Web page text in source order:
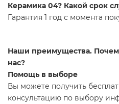
Керамика 04? Какой срок
Гарантия 1 год с момента
Наши преимущества.
нас?
Помощь в выборе
Вы можете получить
консультацию по выбору